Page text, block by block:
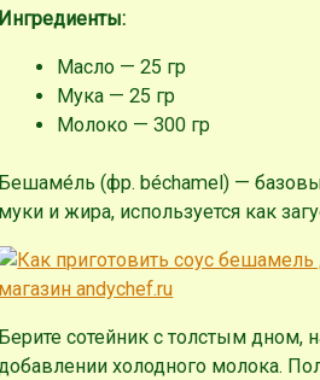
Ингредиенты:
Масло — 25 гр
Мука — 25 гр
Молоко — 300 гр
Бешаме́ль (фр. béchamel) —
муки и жира, используется как
Берите сотейник с толстым
холодного молока.